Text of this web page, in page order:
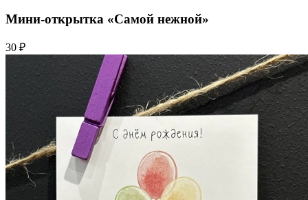
Мини-открытка «Самой нежной»
30 ₽